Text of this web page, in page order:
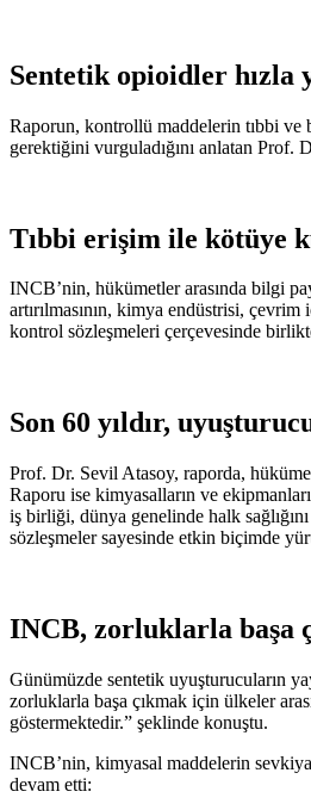
Sentetik opioidler hızla
Raporun, kontrollü maddelerin tıbbi ve
gerektiğini vurguladığını anlatan Prof.
Tıbbi erişim ile kötüye
INCB’nin, hükümetler arasında bilgi
artırılmasının, kimya endüstrisi,
kontrol sözleşmeleri çerçevesinde
Son 60 yıldır,
Prof. Dr. Sevil Atasoy, raporda,
Raporu ise kimyasalların ve
iş birliği, dünya genelinde halk
sözleşmeler sayesinde etkin biçimde
INCB, zorluklarla başa
Günümüzde sentetik uyuşturucuların
zorluklarla başa çıkmak için ülkeler
göstermektedir.” şeklinde konuştu.
INCB’nin, kimyasal maddelerin
devam etti: